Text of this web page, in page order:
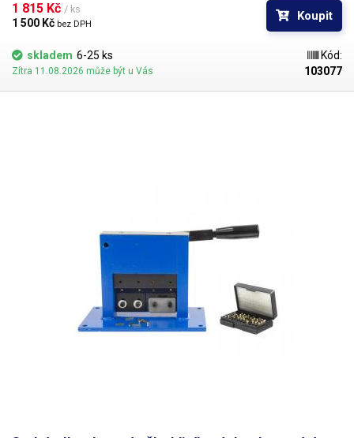
je, pokud je proveden dostatečnou silou, vodotěsný. Výšku stojanu lze
pohodlně nastavovat bez použití nářadí - povytažením pružinové
1 815 Kč / ks
1 500 Kč bez DPH
Koupit
skladem 6-25 ks
Zítra 11.08.2026 může být u Vás
Kód:
103077